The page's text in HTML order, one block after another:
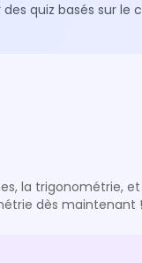
quiz basés sur le
la trigonométrie,
dès maintenant !